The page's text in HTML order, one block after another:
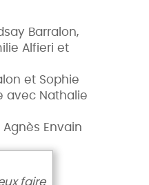
Barralon,
Alfieri et
et Sophie
avec Nathalie
Envain
faire